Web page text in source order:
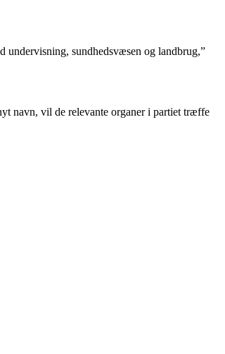
undervisning, sundhedsvæsen og landbrug,”
navn, vil de relevante organer i partiet træffe